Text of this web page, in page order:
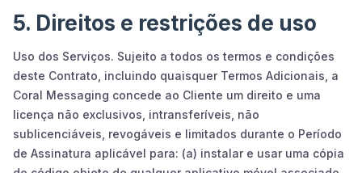
5. Direitos e restrições de uso
Uso dos Serviços. Sujeito a todos os termos e condições
deste Contrato, incluindo quaisquer Termos Adicionais, a
Coral Messaging concede ao Cliente um direito e uma
licença não exclusivos, intransferíveis, não
sublicenciáveis, revogáveis e limitados durante o Período
de Assinatura aplicável para: (a) instalar e usar uma cópia